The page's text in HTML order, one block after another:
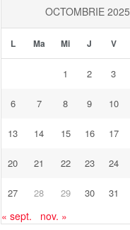
OCTOMBRIE 2025
L Ma Mi J V
1 2 3
6 7 8 9 10
13 14 15 16 17
20 21 22 23 24
27 28 29 30 31
« sept. nov. »